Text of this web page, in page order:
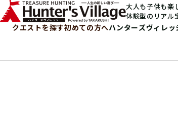
大人も子供も楽
体験型のリアル
クエストを探す初めての方へハンターズヴィレッ